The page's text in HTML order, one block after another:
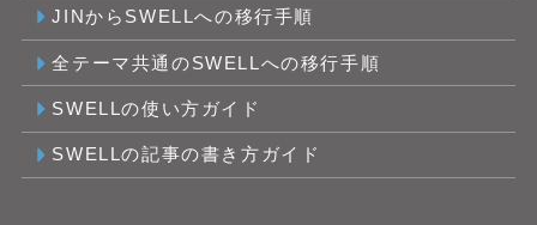
JINからSWELLへの移行手順
全テーマ共通のSWELLへの移行手順
SWELLの使い方ガイド
SWELLの記事の書き方ガイド